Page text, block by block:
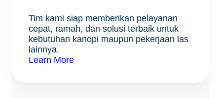
Tim kami siap memberikan pelayanan
cepat, ramah, dan solusi terbaik untuk
kebutuhan kanopi maupun pekerjaan las
lainnya.
Learn More